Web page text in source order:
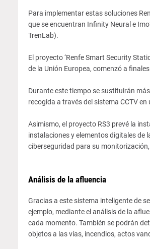
Para implementar estas soluciones
que se encuentran Infinity Neural e
TrenLab).
El proyecto ‘Renfe Smart Security
de la Unión Europea, comenzó a
Durante este tiempo se sustituirán
recogida a través del sistema CCTV
Asimismo, el proyecto RS3 prevé la
instalaciones y elementos digitales de
ciberseguridad para su
Análisis de la afluencia
Gracias a este sistema inteligente de
ejemplo, mediante el análisis de la
cada momento. También se podrán
objetos a las vías, incendios, actos